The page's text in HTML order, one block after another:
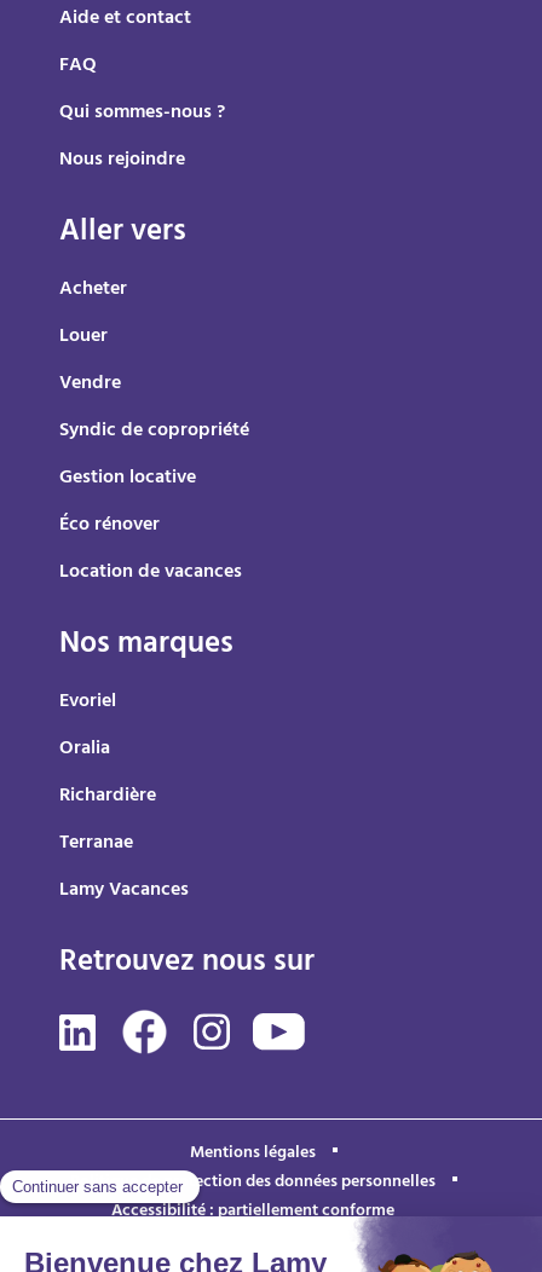
Aide et contact
FAQ
Qui sommes-nous ?
Nous rejoindre
Aller vers
Acheter
Louer
Vendre
Syndic de copropriété
Gestion locative
Éco rénover
Location de vacances
Nos marques
Evoriel
Oralia
Richardière
Terranae
Lamy Vacances
Retrouvez nous sur
Mentions légales
Politique de protection des données personnelles
Accessibilité : partiellement conforme